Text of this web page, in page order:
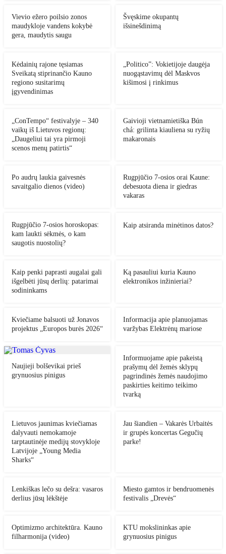
Vievio ežero poilsio zonos
maudykloje vandens kokybė
gera, maudytis saugu
Švęskime okupantų
išsinešdinimą
Kėdainių rajone tęsiamas
Sveikatą stiprinančio Kauno
regiono susitarimų
įgyvendinimas
„Politico”: Vokietijoje daugėja
nuogąstavimų dėl Maskvos
kišimosi į rinkimus
„ConTempo“ festivalyje – 340
vaikų iš Lietuvos regionų:
„Daugeliui tai yra pirmoji
scenos menų patirtis“
Gaivioji vietnamietiška Bún
chả: grilinta kiauliena su ryžių
makaronais
Po audrų laukia gaivesnės
savaitgalio dienos (video)
Rugpjūčio 7-osios orai Kaune:
debesuota diena ir giedras
vakaras
Rugpjūčio 7-osios horoskopas:
kam laukti sėkmės, o kam
saugotis nuostolių?
Kaip atsiranda minėtinos datos?
Kaip penki paprasti augalai gali
išgelbėti jūsų derlių: patarimai
sodininkams
Ką pasauliui kuria Kauno
elektronikos inžinieriai?
Kviečiame balsuoti už Jonavos
projektus „Europos burės 2026“
Informacija apie planuojamas
varžybas Elektrėnų mariose
Naujieji bolševikai prieš
grynuosius pinigus
Informuojame apie pakeistą
prašymų dėl žemės sklypų
pagrindinės žemės naudojimo
paskirties keitimo teikimo
tvarką
Lietuvos jaunimas kviečiamas
dalyvauti nemokamoje
tarptautinėje medijų stovykloje
Latvijoje „Young Media
Sharks“
Jau šiandien – Vakarės Urbaitės
ir grupės koncertas Gegučių
parke!
Lenkiškas lečo su dešra: vasaros
derlius jūsų lėkštėje
Miesto gamtos ir bendruomenės
festivalis „Drevės“
Optimizmo architektūra. Kauno
filharmonija (video)
KTU mokslininkas apie
grynuosius pinigus